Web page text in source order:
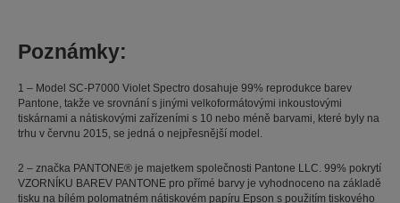
Poznámky:
1 – Model SC-P7000 Violet Spectro dosahuje 99% reprodukce barev
Pantone, takže ve srovnání s jinými velkoformátovými inkoustovými
tiskárnami a nátiskovými zařízeními s 10 nebo méně barvami, které byly na
trhu v červnu 2015, se jedná o nejpřesnější model.
2 – značka PANTONE® je majetkem společnosti Pantone LLC. 99% pokrytí
VZORNÍKU BAREV PANTONE pro přímé barvy je vyhodnoceno na základě
tisku na bílém polomatném nátiskovém papíru Epson s použitím tiskového